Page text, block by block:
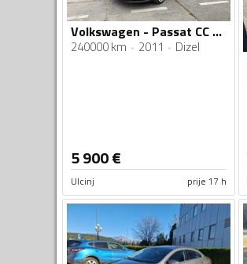
Volkswagen - Passat CC - 2.0TDI DSG 4motion
240000 km 2011 Dizel
5 900€
Ulcinj prije 17 h